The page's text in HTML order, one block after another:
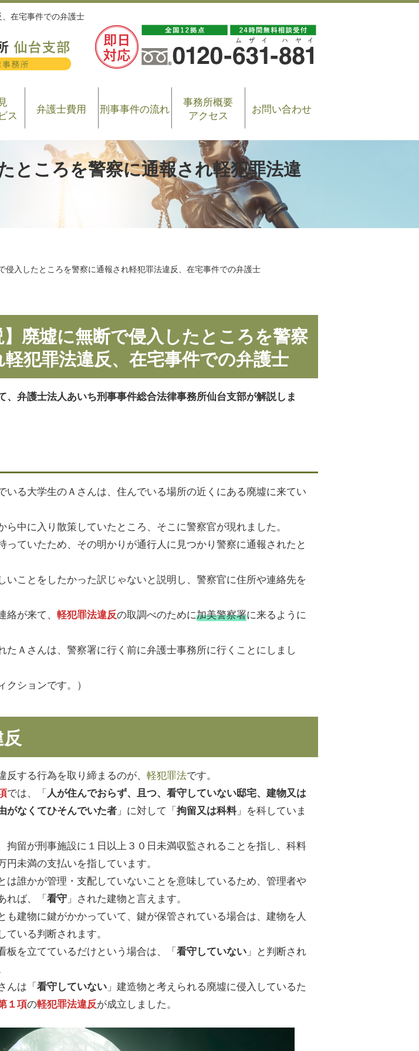
在宅事件での弁護士
ス
弁護士費用 刑事事件の流れ
事務所概要
アクセス
お問い合わせ
ところを警察に通報され軽犯罪法違
侵入したところを警察に通報され軽犯罪法違反、在宅事件での弁護士
】廃墟に無断で侵入したところを警察
犯罪法違反、在宅事件での弁護士
、弁護士法人あいち刑事事件総合法律事務所仙台支部が解説しま
いる大学生のＡさんは、住んでいる場所の近くにある廃墟に来てい
ら中に入り散策していたところ、そこに警察官が現れました。
っていたため、その明かりが通行人に見つかり警察に通報されたと
いことをしたかった訳じゃないと説明し、警察官に住所や連絡先を
が来て、 軽犯罪法違反の取調べのために加美警察署に来るように
たＡさんは、警察署に行く前に弁護士事務所に行くことにしまし
クションです。）
する行為を取り締まるのが、 軽犯罪法です。
では、「人が住んでおらず、且つ、看守していない邸宅、建物又は
がなくてひそんでいた者 」に対して「拘留又は科料」を科していま
拘留が刑事施設に１日以上３０日未満収監されることを指し、科料
円未満の支払いを指しています。
は誰かが管理・支配していないことを意味しているため、管理者や
れば、「看守 」された建物と言えます。
も建物に鍵がかかっていて、鍵が保管されている場合は、建物を人
いる判断されます。
板を立てているだけという場合は、「看守していない 」と判断され
んは「看守していない 」建造物と考えられる廃墟に侵入しているた
１項の軽犯罪法違反が成立しました。